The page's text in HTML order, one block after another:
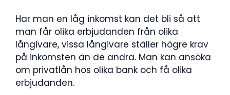
Har man en låg inkomst kan det bli så att
man får olika erbjudanden från olika
långivare, vissa långivare ställer högre krav
på inkomsten än de andra. Man kan ansöka
om privatlån hos olika bank och få olika
erbjudanden.